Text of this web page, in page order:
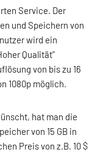
Service. Der
und Speichern von
wird ein
Qualität”
von bis zu 16
1080p möglich.
hat man die
von 15 GB in
Preis von z.B. 10 $